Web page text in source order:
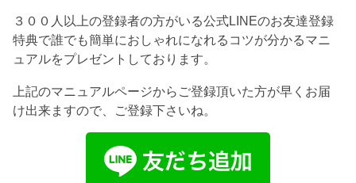
３００人以上の登録者の方がいる公式LINEのお友達登録
特典で誰でも簡単におしゃれになれるコツが分かるマニ
ュアルをプレゼントしております。
上記のマニュアルページからご登録頂いた方が早くお届
け出来ますので、ご登録下さいね。